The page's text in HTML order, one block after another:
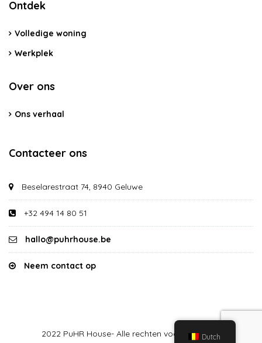
Ontdek
Volledige woning
Werkplek
Over ons
Ons verhaal
Contacteer ons
Beselarestraat 74, 8940 Geluwe
+32 494 14 80 51
hallo@puhrhouse.be
Neem contact op
2022 PuHR House- Alle rechten voorbehouden
Dutch